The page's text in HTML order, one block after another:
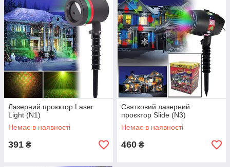
Лазерний проєктор Laser
Light (N1)
Немає в наявності
391 ₴
Святковий лазерний
проєктор Slide (N3)
Немає в наявності
460 ₴